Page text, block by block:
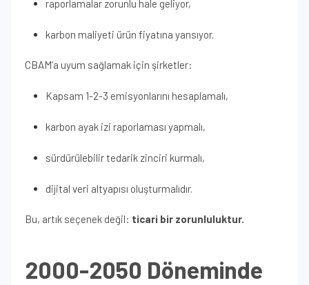
raporlamalar zorunlu hale geliyor,
karbon maliyeti ürün fiyatına yansıyor.
CBAM’a uyum sağlamak için şirketler:
Kapsam 1-2-3 emisyonlarını hesaplamalı,
karbon ayak izi raporlaması yapmalı,
sürdürülebilir tedarik zinciri kurmalı,
dijital veri altyapısı oluşturmalıdır.
Bu, artık seçenek değil: ticari bir zorunluluktur.
2000-2050 Döneminde